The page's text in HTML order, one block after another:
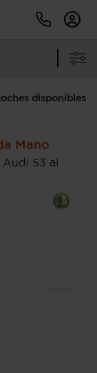
disponibles
Mano
S3 al